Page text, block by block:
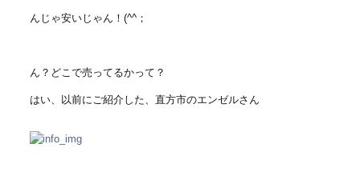
んじゃ安いじゃん！(^^；
ん？どこで売ってるかって？
はい、以前にご紹介した、直方市のエンゼルさん